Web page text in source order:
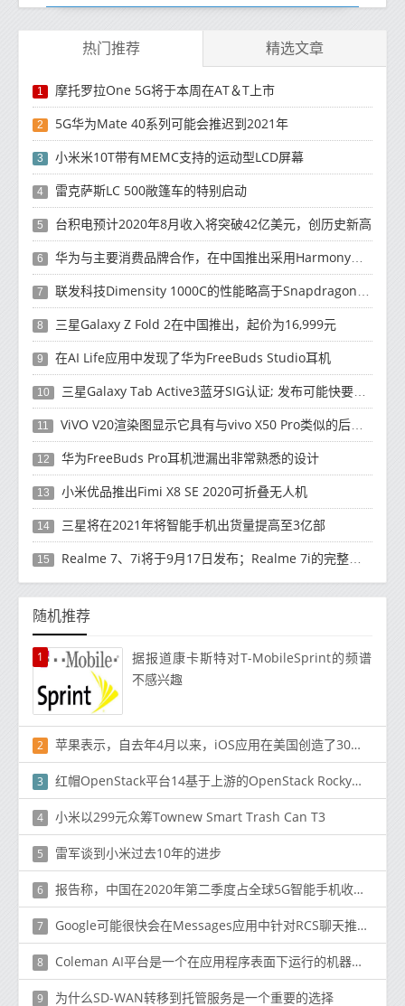
热门推荐 精选文章
1 摩托罗拉One 5G将于本周在AT＆T上市
2 5G华为Mate 40系列可能会推迟到2021年
3 小米米10T带有MEMC支持的运动型LCD屏幕
4 雷克萨斯LC 500敞篷车的特别启动
5 台积电预计2020年8月收入将突破42亿美元，创历史新高
6 华为与主要消费品牌合作，在中国推出采用HarmonyOS 2.0的智能家居产品
7 联发科技Dimensity 1000C的性能略高于Snapdragon 765G
8 三星Galaxy Z Fold 2在中国推出，起价为16,999元
9 在AI Life应用中发现了华为FreeBuds Studio耳机
10 三星Galaxy Tab Active3蓝牙SIG认证; 发布可能快要结束了
11 ViVO V20渲染图显示它具有与vivo X50 Pro类似的后部设计
12 华为FreeBuds Pro耳机泄漏出非常熟悉的设计
13 小米优品推出Fimi X8 SE 2020可折叠无人机
14 三星将在2021年将智能手机出货量提高至3亿部
15 Realme 7、7i将于9月17日发布；Realme 7i的完整规格并导致泄漏
随机推荐
1
据报道康卡斯特对T-MobileSprint的频谱
不感兴趣
2 苹果表示，自去年4月以来，iOS应用在美国创造了30万个工作岗位
3 红帽OpenStack平台14基于上游的OpenStack Rocky里程碑
4 小米以299元众筹Townew Smart Trash Can T3
5 雷军谈到小米过去10年的进步
6 报告称，中国在2020年第二季度占全球5G智能手机收入的72％
7 Google可能很快会在Messages应用中针对RCS聊天推出类似iMessage的反应
8 Coleman AI平台是一个在应用程序表面下运行的机器学习平台
9 为什么SD-WAN转移到托管服务是一个重要的选择